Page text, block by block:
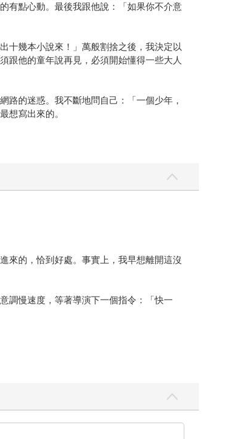
有點心動。最後我跟他說：「如果你不介意
十幾本小說來！」萬般割捨之後，我決定以
跟他的童年說再見，必須開始懂得一些大人
路的迷惑。我不斷地問自己：「一個少年，
想寫出來的。
來的，恰到好處。事實上，我早想離開這沒
調慢速度，等著導演下一個指令：「快一
蛋送進我的嘴巴，不發一語。我想好好看看